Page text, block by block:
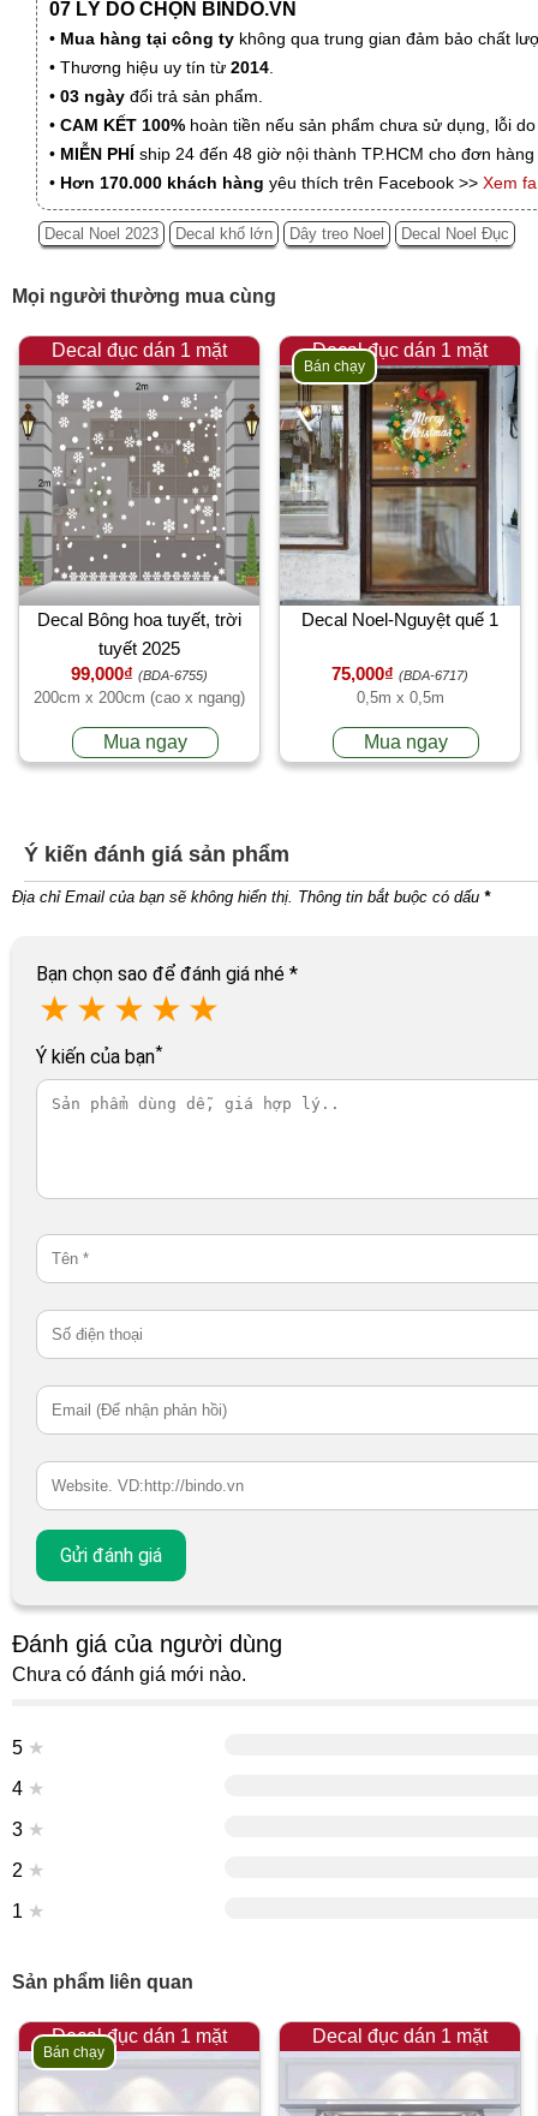
07 LÝ DO CHỌN BINDO.VN
• Mua hàng tại công ty không qua trung gian đảm bảo chất
• Thương hiệu uy tín từ 2014.
• 03 ngày đổi trả sản phẩm.
• CAM KẾT 100% hoàn tiền nếu sản phẩm chưa sử dụng, lỗi
• MIỄN PHÍ ship 24 đến 48 giờ nội thành TP.HCM cho đơn
• Hơn 170.000 khách hàng yêu thích trên Facebook >> Xem
Decal Noel 2023 Decal khổ lớn Dây treo Noel Decal Noel Đục
Mọi người thường mua cùng
Decal đục dán 1 mặt
Decal Bông hoa tuyết, trời
tuyết 2025
99,000₫ (BDA-6755)
200cm x 200cm (cao x ngang)
Mua ngay
Decal đục dán 1 mặt
Bán chạy
Decal Noel-Nguyệt quế 1
75,000₫ (BDA-6717)
0,5m x 0,5m
Mua ngay
Ý kiến đánh giá sản phẩm
Địa chỉ Email của bạn sẽ không hiển thị. Thông tin bắt buộc có dấu *
Bạn chọn sao để đánh giá nhé *
★ ★ ★ ★ ★
Ý kiến của bạn*
Đánh giá của người dùng
Chưa có đánh giá mới nào.
5 ★
4 ★
3 ★
2 ★
1 ★
Sản phẩm liên quan
Decal đục dán 1 mặt
Bán chạy
Decal đục dán 1 mặt